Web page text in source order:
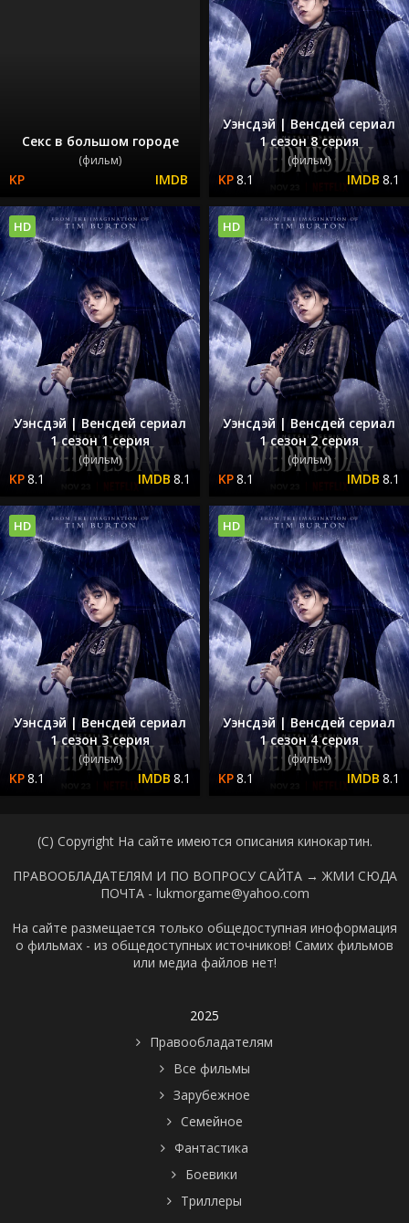
Секс в большом городе
(фильм)
Уэнсдэй | Венсдей сериал
1 сезон 8 серия
(фильм)
8.1 8.1
Уэнсдэй | Венсдей сериал
1 сезон 1 серия
(фильм)
8.1 8.1
HD
Уэнсдэй | Венсдей сериал
1 сезон 2 серия
(фильм)
8.1 8.1
HD
Уэнсдэй | Венсдей сериал
1 сезон 3 серия
(фильм)
8.1 8.1
HD
Уэнсдэй | Венсдей сериал
1 сезон 4 серия
(фильм)
8.1 8.1
HD
(C) Copyright На сайте имеются описания кинокартин.
ПРАВООБЛАДАТЕЛЯМ И ПО ВОПРОСУ САЙТА → ЖМИ СЮДА
ПОЧТА - lukmorgame@yahoo.com
На сайте размещается только общедоступная иноформация
о фильмах - из общедоступных источников! Самих фильмов
или медиа файлов нет!
2025
Правообладателям
Все фильмы
Зарубежное
Семейное
Фантастика
Боевики
Триллеры